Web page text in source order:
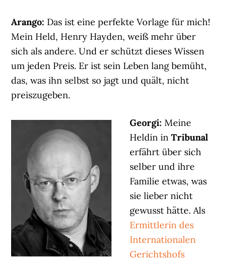
Arango: Das ist eine perfekte Vorlage für mich!
Mein Held, Henry Hayden, weiß mehr über
sich als andere. Und er schützt dieses Wissen
um jeden Preis. Er ist sein Leben lang bemüht,
das, was ihn selbst so jagt und quält, nicht
preiszugeben.
Georgi: Meine
Heldin inTribunal
erfährt über sich
selber und ihre
Familie etwas, was
sie lieber nicht
gewusst hätte. Als
Ermittlerin des
Internationalen
Gerichtshofs